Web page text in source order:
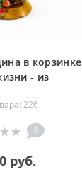
в корзинке
- из
из камня
226
0
руб.